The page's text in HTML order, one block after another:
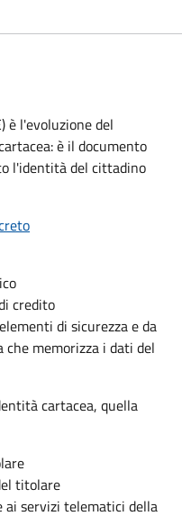
è l'evoluzione del
è il documento
l'identità del cittadino
credito
di sicurezza e da
memorizza i dati del
cartacea, quella
titolare
ai servizi telematici della